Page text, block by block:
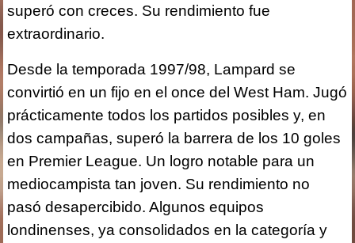
superó con creces. Su rendimiento fue
extraordinario.
Desde la temporada 1997/98, Lampard se
convirtió en un fijo en el once del West Ham. Jugó
prácticamente todos los partidos posibles y, en
dos campañas, superó la barrera de los 10 goles
en Premier League. Un logro notable para un
mediocampista tan joven. Su rendimiento no
pasó desapercibido. Algunos equipos
londinenses, ya consolidados en la categoría y